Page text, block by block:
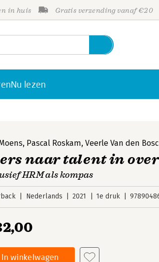
in huis Gratis verzending vanaf €20
Nu lezen
, Pascal Roskam,Veerle Van den
naar talent in
HRM als kompas
Nederlands 2021 1e druk
In winkelwagen
Personen